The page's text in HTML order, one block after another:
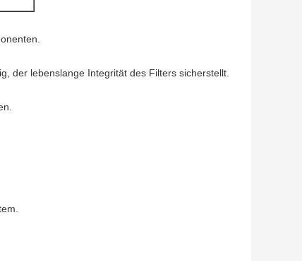
der lebenslange Integrität des Filters sicherstellt.